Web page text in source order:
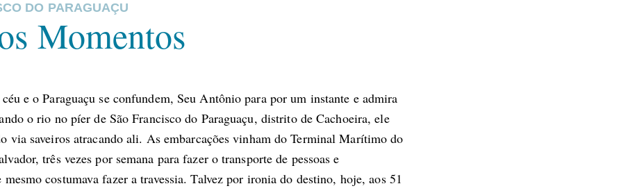
DO PARAGUAÇU
Momentos
e o Paraguaçu se confundem, Seu Antônio para por um instante e admira
o rio no píer de São Francisco do Paraguaçu, distrito de Cachoeira, ele
via saveiros atracando ali. As embarcações vinham do Terminal Marítimo do
três vezes por semana para fazer o transporte de pessoas e
costumava fazer a travessia. Talvez por ironia do destino, hoje, aos 51